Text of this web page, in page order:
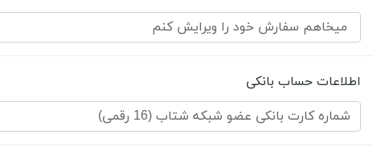
اطلاعات حساب بانکی